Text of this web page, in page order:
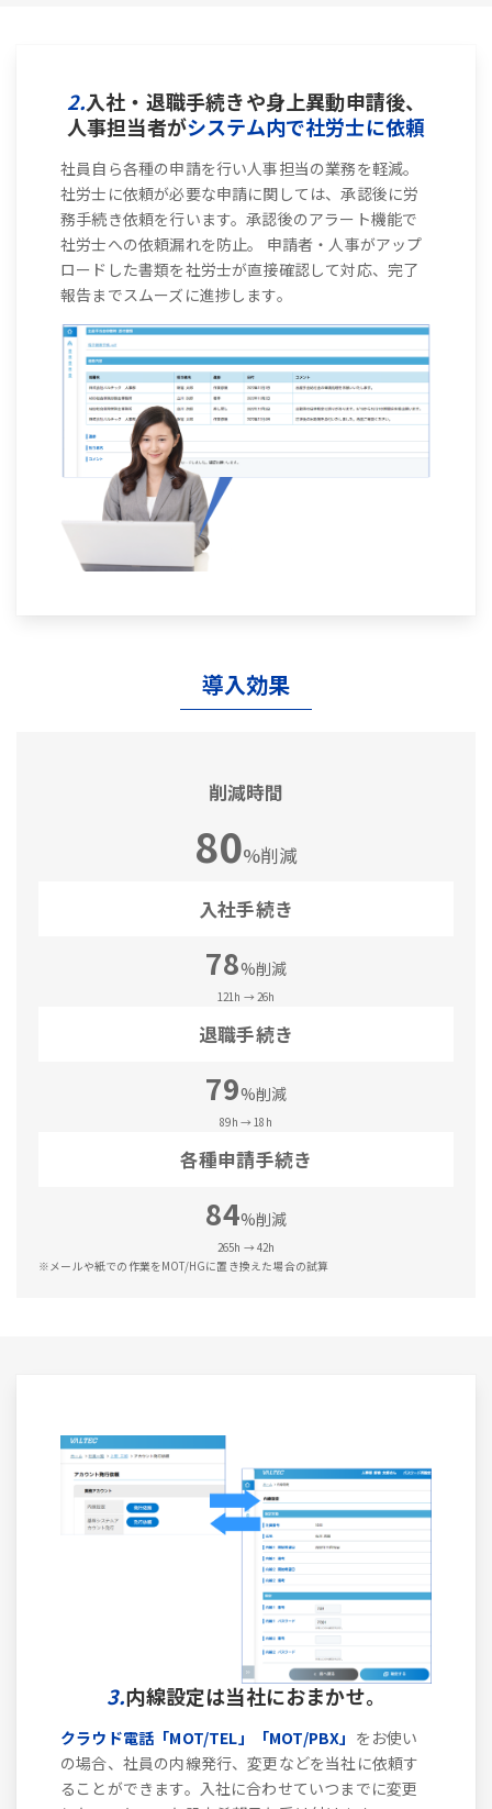
2.入社・退職手続きや身上異動申請後、
人事担当者がシステム内で社労士に依頼
社員自ら各種の申請を行い人事担当の業務を軽減。
社労士に依頼が必要な申請に関しては、承認後に労
務手続き依頼を行います。承認後のアラート機能で
社労士への依頼漏れを防止。 申請者・人事がアップ
ロードした書類を社労士が直接確認して対応、完了
報告までスムーズに進捗します。
導入効果
削減時間
80%削減
入社手続き
78%削減
121h → 26h
退職手続き
79%削減
89h → 18h
各種申請手続き
84%削減
265h → 42h
※メールや紙での作業をMOT/HGに置き換えた場合の試算
3.内線設定は当社におまかせ。
クラウド電話「MOT/TEL」「MOT/PBX」 をお使い
の場合、社員の内線発行、変更などを当社に依頼す
ることができます。入社に合わせていつまでに変更